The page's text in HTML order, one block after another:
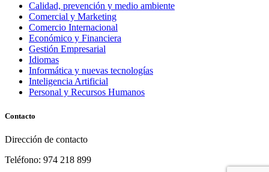
Calidad, prevención y medio ambiente
Comercial y Marketing
Comercio Internacional
Económico y Financiera
Gestión Empresarial
Idiomas
Informática y nuevas tecnologías
Inteligencia Artificial
Personal y Recursos Humanos
Contacto
Dirección de contacto
Teléfono: 974 218 899